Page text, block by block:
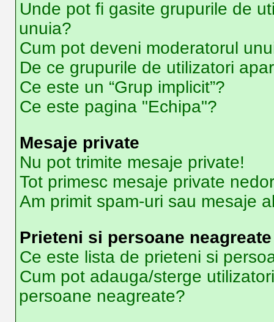
Unde pot fi gasite grupurile de
unuia?
Cum pot deveni moderatorul
De ce grupurile de utilizatori
Ce este un “Grup implicit”?
Ce este pagina "Echipa"?
Mesaje private
Nu pot trimite mesaje private!
Tot primesc mesaje private
Am primit spam-uri sau mesaje
Prieteni si persoane neagreate
Ce este lista de prieteni si
Cum pot adauga/sterge
persoane neagreate?